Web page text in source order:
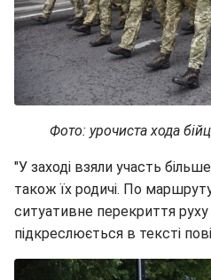
Фото: урочиста хода
"У заході взяли участь
також їх родичі. По
ситуативне перекриття
підкреслюється в тексті